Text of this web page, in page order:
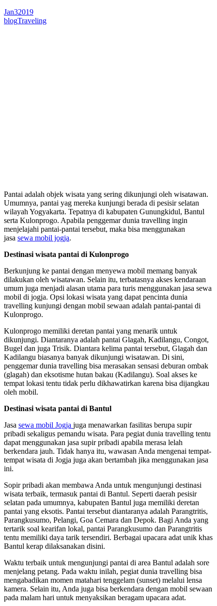
Jan32019
blogTraveling
Pantai adalah objek wisata yang sering dikunjungi oleh wisatawan.
Umumnya, pantai yag mereka kunjungi berada di pesisir selatan
wilayah Yogyakarta. Tepatnya di kabupaten Gunungkidul, Bantul
serta Kulonprogo. Apabila penggemar dunia travelling ingin
menjelajahi pantai-pantai tersebut, maka bisa menggunakan
jasa sewa mobil jogja.
Destinasi wisata pantai di Kulonprogo
Berkunjung ke pantai dengan menyewa mobil memang banyak
dilakukan oleh wisatawan. Selain itu, terbatasnya akses kendaraan
umum juga menjadi alasan utama para turis menggunakan jasa sewa
mobil di jogja. Opsi lokasi wisata yang dapat pencinta dunia
travelling kunjungi dengan mobil sewaan adalah pantai-pantai di
Kulonprogo.
Kulonprogo memiliki deretan pantai yang menarik untuk
dikunjungi. Diantaranya adalah pantai Glagah, Kadilangu, Congot,
Bugel dan juga Trisik. Diantara kelima pantai tersebut, Glagah dan
Kadilangu biasanya banyak dikunjungi wisatawan. Di sini,
penggemar dunia travelling bisa merasakan sensasi deburan ombak
(glagah) dan eksotisme hutan bakau (Kadilangu). Soal akses ke
tempat lokasi tentu tidak perlu dikhawatirkan karena bisa dijangkau
oleh mobil.
Destinasi wisata pantai di Bantul
Jasa sewa mobil Jogja juga menawarkan fasilitas berupa supir
pribadi sekaligus pemandu wisata. Para pegiat dunia travelling tentu
dapat menggunakan jasa supir pribadi apabila merasa lelah
berkendara jauh. Tidak hanya itu, wawasan Anda mengenai tempat-
tempat wisata di Jogja juga akan bertambah jika menggunakan jasa
ini.
Sopir pribadi akan membawa Anda untuk mengunjungi destinasi
wisata terbaik, termasuk pantai di Bantul. Seperti daerah pesisir
selatan pada umumnya, kabupaten Bantul juga memiliki deretan
pantai yang eksotis. Pantai tersebut diantaranya adalah Parangtritis,
Parangkusumo, Pelangi, Goa Cemara dan Depok. Bagi Anda yang
tertarik soal kearifan lokal, pantai Parangkusumo dan Parangtritis
tentu memiliki daya tarik tersendiri. Berbagai upacara adat unik khas
Bantul kerap dilaksanakan disini.
Waktu terbaik untuk mengunjungi pantai di area Bantul adalah sore
menjelang petang. Pada waktu inilah, pegiat dunia travelling bisa
mengabadikan momen matahari tenggelam (sunset) melalui lensa
kamera. Selain itu, Anda juga bisa berkendara dengan mobil sewaan
pada malam hari untuk menyaksikan beragam upacara adat.